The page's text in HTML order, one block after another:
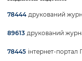
78444 друкований
89613 друкований
78445 інтернет-портал